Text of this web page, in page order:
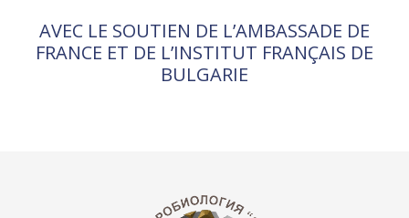
AVEC LE SOUTIEN DE L’AMBASSADE DE
FRANCE ET DE L’INSTITUT FRANÇAIS DE
BULGARIE